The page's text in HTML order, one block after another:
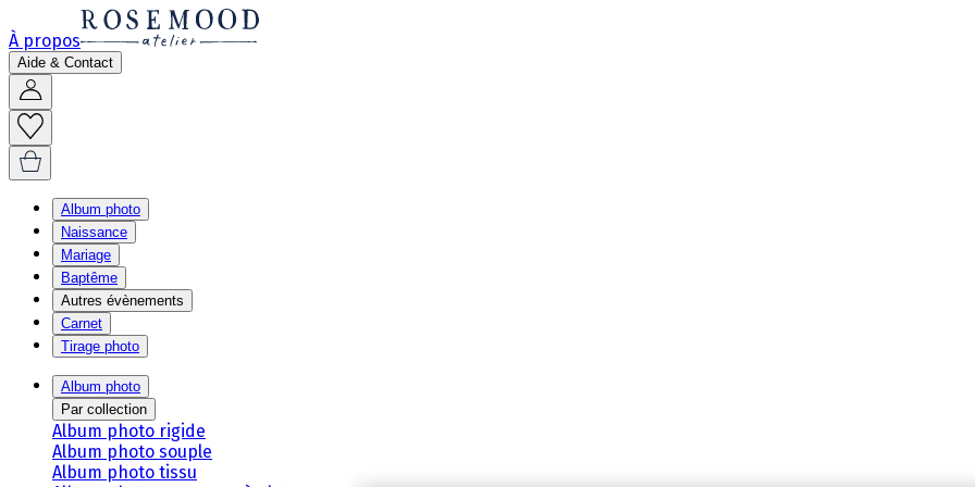
À propos
Aide & Contact
Album photo
Naissance
Mariage
Baptême
Autres évènements
Carnet
Tirage photo
Album photo
Par collection
Album photo rigide
Album photo souple
Album photo tissu